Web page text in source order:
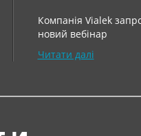
Компанія Vialek
новий вебінар
Читати далі